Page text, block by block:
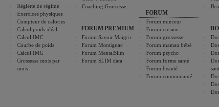
Réglette de régime
Exercices physiques
Compteur de calories
Calcul poids idéal
Calcul IMC
Courbe de poids
Calcul IMG
Grossesse mois par
mois
Coaching Grossesse
FORUM PREMIUM
Forum Savoir Maigrir
Forum Montignac
Forum MentalSlim
Forum SLIM data
FORUM
Forum minceur
Forum cuisine
Forum grossesse
Forum maman bébé
Forum psycho
Forum forme santé
Forum beauté
Forum communauté